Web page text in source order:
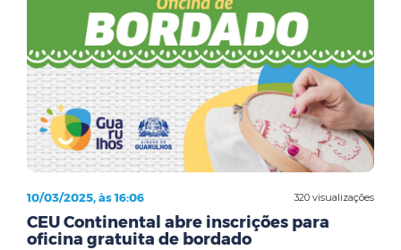
320 visualizações
10/03/2025, às 16:06
CEU Continental abre inscrições para
oficina gratuita de bordado